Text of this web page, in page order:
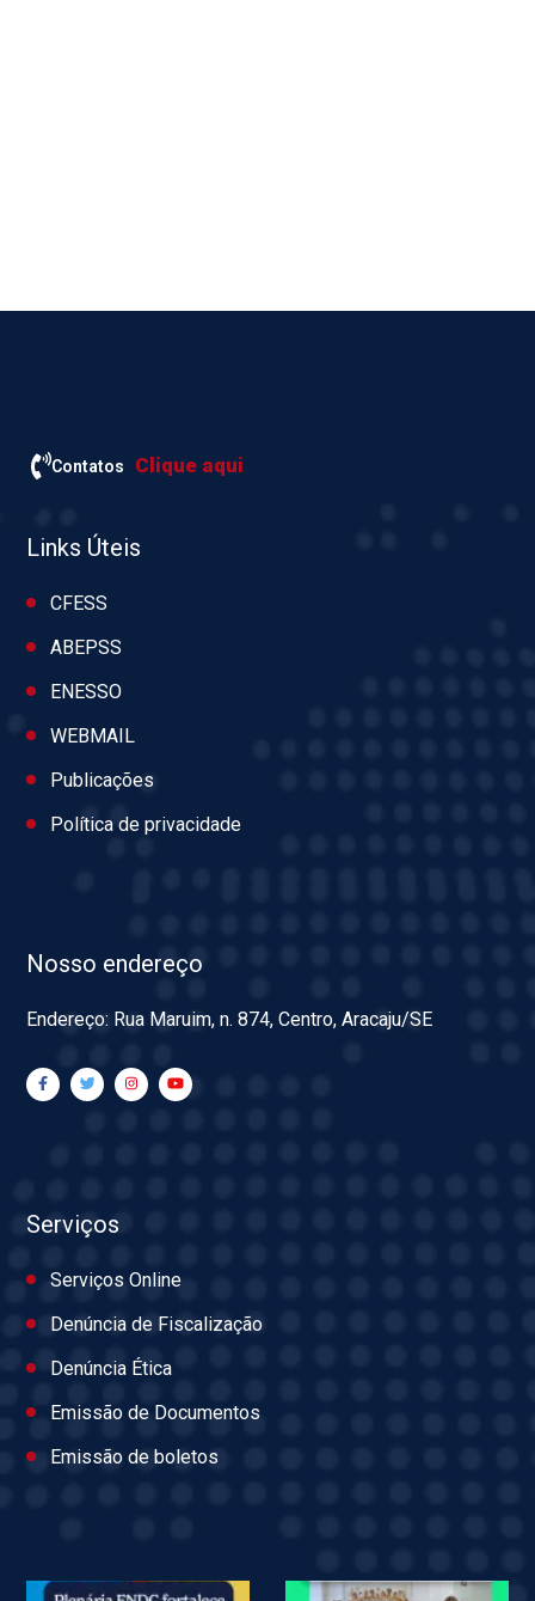
Contatos Clique aqui
Links Úteis
CFESS
ABEPSS
ENESSO
WEBMAIL
Publicações
Política de privacidade
Nosso endereço
Endereço: Rua Maruim, n. 874, Centro, Aracaju/SE
Serviços
Serviços Online
Denúncia de Fiscalização
Denúncia Ética
Emissão de Documentos
Emissão de boletos